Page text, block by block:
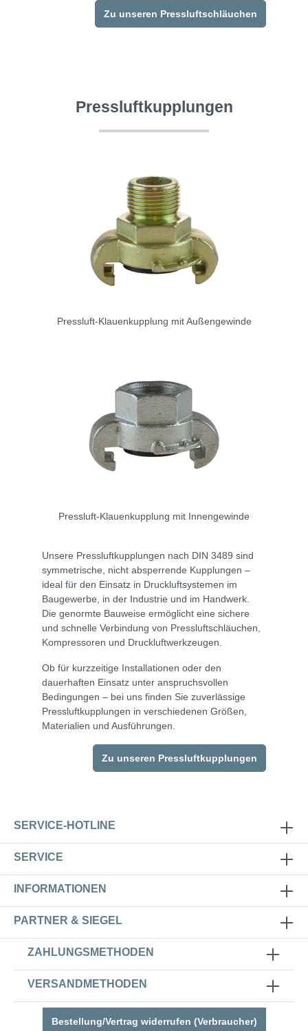
Zu unseren Pressluftschläuchen
Pressluftkupplungen
Pressluft-Klauenkupplung mit Außengewinde
Pressluft-Klauenkupplung mit Innengewinde
Unsere Pressluftkupplungen nach DIN 3489 sind
symmetrische, nicht absperrende Kupplungen –
ideal für den Einsatz in Druckluftsystemen im
Baugewerbe, in der Industrie und im Handwerk.
Die genormte Bauweise ermöglicht eine sichere
und schnelle Verbindung von Pressluftschläuchen,
Kompressoren und Druckluftwerkzeugen.
Ob für kurzzeitige Installationen oder den
dauerhaften Einsatz unter anspruchsvollen
Bedingungen – bei uns finden Sie zuverlässige
Pressluftkupplungen in verschiedenen Größen,
Materialien und Ausführungen.
Zu unseren Pressluftkupplungen
SERVICE-HOTLINE
SERVICE
INFORMATIONEN
PARTNER & SIEGEL
ZAHLUNGSMETHODEN
VERSANDMETHODEN
Bestellung/Vertrag widerrufen (Verbraucher)